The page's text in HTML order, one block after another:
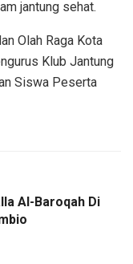
jantung sehat.
Olah Raga Kota
Klub Jantung
Siswa Peserta
Al-Baroqah Di